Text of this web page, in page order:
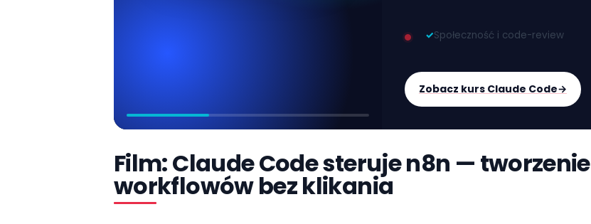
✓Społeczność i code-review
Zobacz kurs Claude Code→
Film: Claude Code steruje n8n — tworzenie
workflowów bez klikania